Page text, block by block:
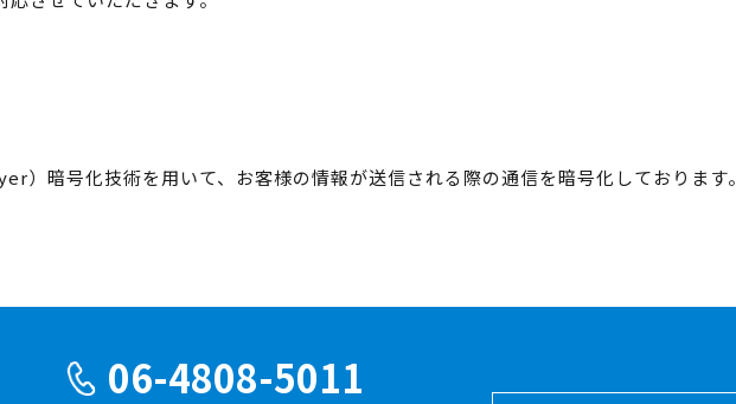
暗号化技術を用いて、お客様の情報が送信される際の通信を暗号化しております。
06-4808-5011